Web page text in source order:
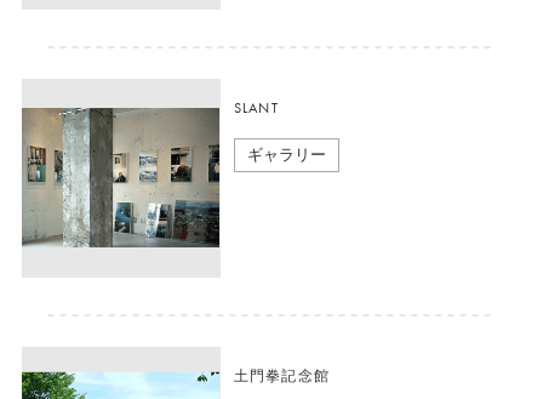
SLANT
ギャラリー
土門拳記念館